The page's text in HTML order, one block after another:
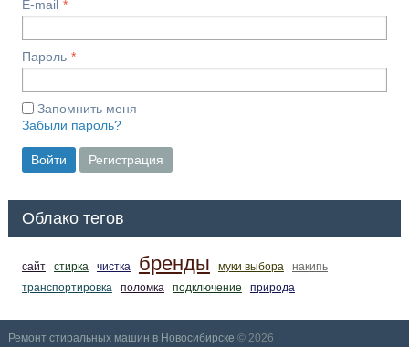
E-mail
Пароль
Запомнить меня
Забыли пароль?
Войти Регистрация
Облако тегов
сайт стирка чистка бренды муки выбора
накипь
транспортировка
поломка подключение природа
Ремонт стиральных машин в Новосибирске © 2026